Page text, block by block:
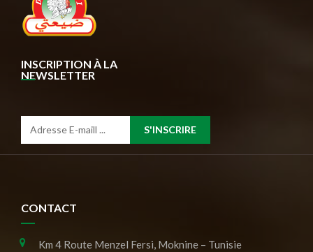
INSCRIPTION À LA
NEWSLETTER
S'INSCRIRE
CONTACT
Km 4 Route Menzel Fersi, Moknine – Tunisie